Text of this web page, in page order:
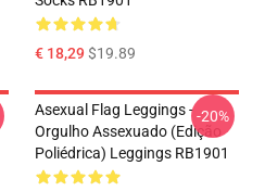
€ 18,29$19.89
Asexual Flag Leggings -
Orgulho Assexuado (Edição
Poliédrica) Leggings RB1901
-20%